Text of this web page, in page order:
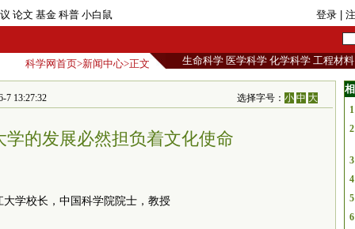
论文 基金 科普 小白鼠 登录 |
科学网首页>新闻中心>正文 生命科学 医学科学 化学科学 工程材料
7 13:27:32 选择字号：小 中 大
的发展必然担负着文化使命
大学校长，中国科学院院士，教授
1
2
3
4
5
6